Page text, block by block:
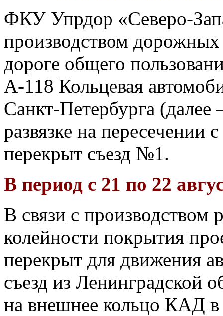
ФКУ Упрдор «Северо-
производством
дороге общего
А-118 Кольцевая
Санкт-Петербурга
развязке на
перекрыт съезд №1.
В период с 21 по 22
В связи с производством
колейности покрытия
перекрыт для движения
съезд из Ленинградской
на внешнее кольцо КАД